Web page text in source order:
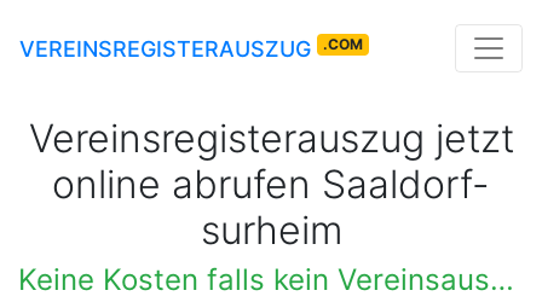
VEREINSREGISTERAUSZUG .COM
Vereinsregisterauszug jetzt
online abrufen Saaldorf-
surheim
Keine Kosten falls kein Vereinsauszug verfügbar